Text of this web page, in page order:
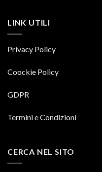
LINK UTILI
Privacy Policy
Coockie Policy
GDPR
Termini e Condizioni
CERCA NEL SITO